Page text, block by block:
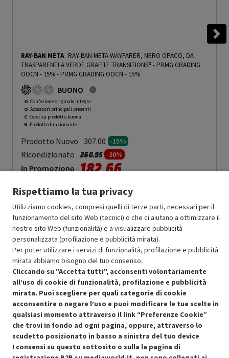
RAY-BAN META RAY-BAN META WAYFARER, NERO OPACO, DA
TRASPARENTI A VERDE GRAFITE TRANSITIONS® - PRMG GRADING
OOCN - 15%- PRMG GRADING OOCN - 15%
BUONO
O: Confezione originale integra
O: Accessori principali presenti
C: Estetica prodotto buona
N: Prodotto funzionante
Prodotto Nuovo 307.00 -15%
Ricondizionato Prezzo ridotto da
260.95a-30%
In Promozione 182.66
Aggiungi al carrello
SCONTO RICONDIZIONATI
Approfitta dello sconto del 30% sul prodotto ricondizionato.
Condizioni generali di vendita
Cookie Policy
Recedere dal contratto qui
Rispettiamo la tua privacy
Utilizziamo cookies, compresi quelli di terze parti, necessari per il
funzionamento del sito Web (tecnici) o che ci aiutano a ottimizzare il
nostro sito Web (funzionalità) e a visualizzare pubblicità
personalizzata (profilazione e pubblicità mirata).
Per poter utilizzare i servizi di funzionalità, profilazione e pubblicità
mirata abbiamo bisogno del tuo consenso.
Cliccando su "Accetta tutti", acconsenti volontariamente
all’uso di cookie di funzionalità, profilazione e pubblicità
mirata. Puoi scegliere per quali categorie di cookie
acconsentire o negare l’uso e puoi modificare le tue scelte in
qualsiasi momento attraverso il link “Preferenze Cookie”
che trovi in fondo ad ogni pagina, oppure, attraverso lo
scudetto posizionato in basso a sinistra del tuo device
I consensi su questo sottosito o sulla la pagina di